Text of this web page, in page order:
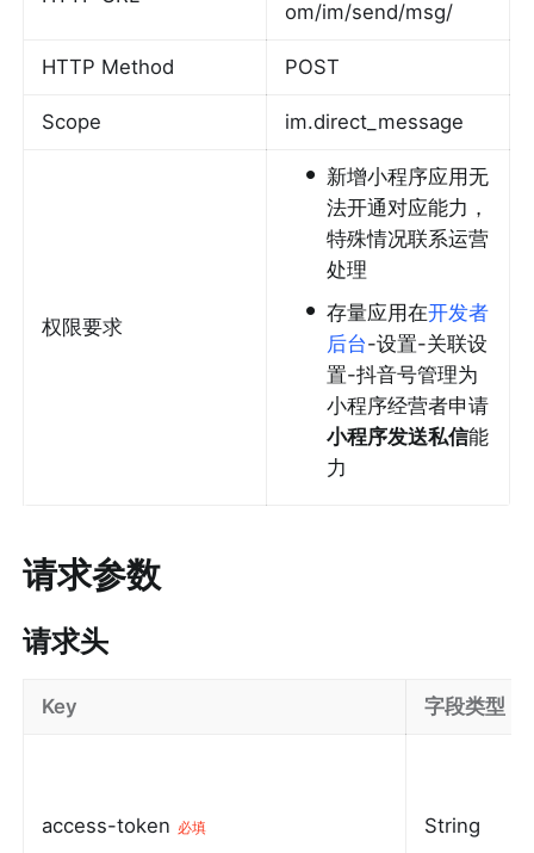
om/im/send/msg/
HTTP Method POST
Scope im.direct_message
权限要求
• 新增小程序应用无
法开通对应能力，
特殊情况联系运营
处理
• 存量应用在开发者
后台-设置-关联设
置-抖音号管理为
小程序经营者申请
小程序发送私信能
力
请求参数
请求头
Key 字段类型
access-token 必填 String